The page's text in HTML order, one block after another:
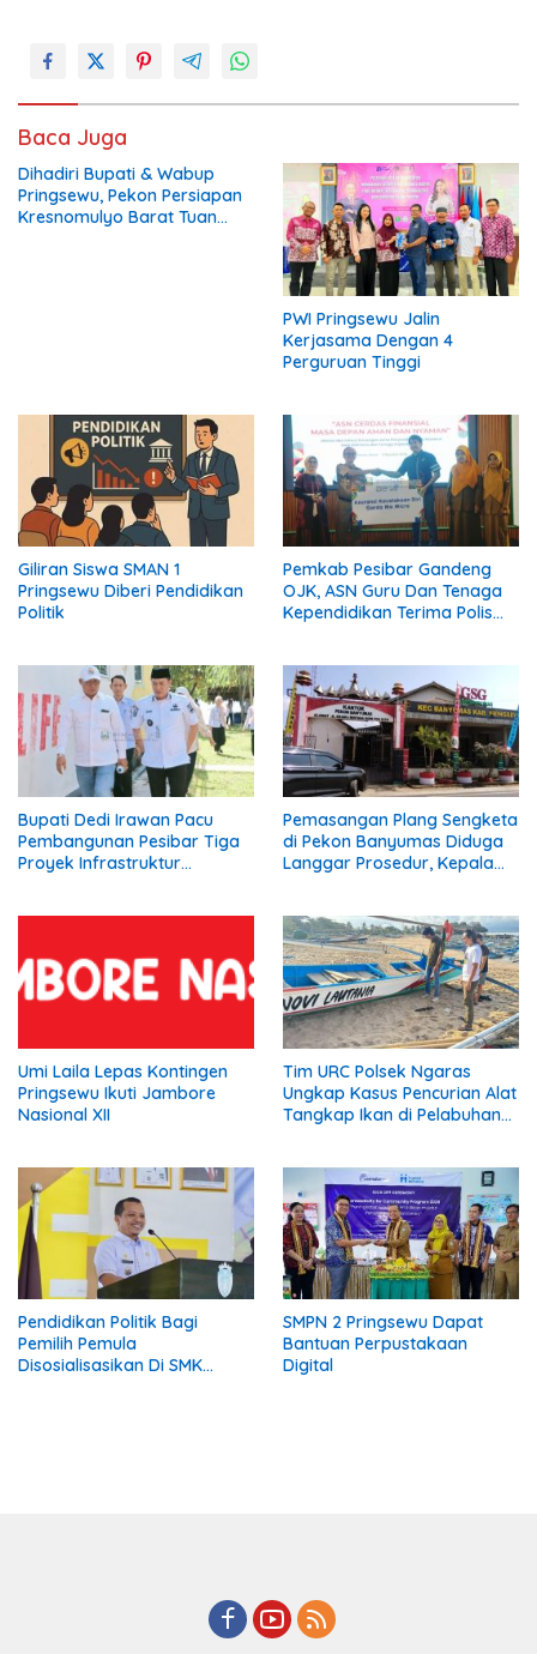
Baca Juga
Dihadiri Bupati & Wabup
Pringsewu, Pekon Persiapan
Kresnomulyo Barat Tuan
PWI Pringsewu Jalin
Kerjasama Dengan 4
Perguruan Tinggi
Giliran Siswa SMAN 1
Pringsewu Diberi Pendidikan
Politik
Pemkab Pesibar Gandeng
OJK, ASN Guru Dan Tenaga
Kependidikan Terima Polis
Bupati Dedi Irawan Pacu
Pembangunan Pesibar Tiga
Proyek Infrastruktur
Pemasangan Plang Sengketa
di Pekon Banyumas Diduga
Langgar Prosedur, Kepala
Umi Laila Lepas Kontingen
Pringsewu Ikuti Jambore
Nasional XII
Tim URC Polsek Ngaras
Ungkap Kasus Pencurian Alat
Tangkap Ikan di Pelabuhan
Pendidikan Politik Bagi
Pemilih Pemula
Disosialisasikan Di SMK
SMPN 2 Pringsewu Dapat
Bantuan Perpustakaan
Digital